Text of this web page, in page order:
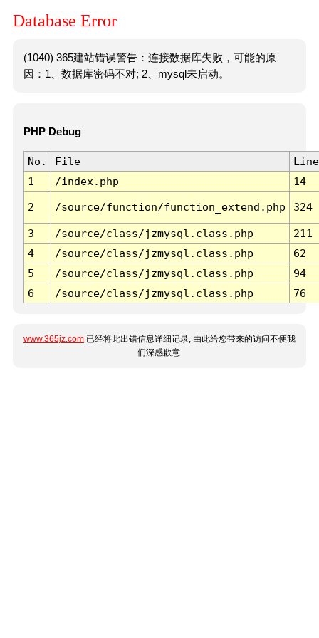
Database Error
(1040) 365建站错误警告：连接数据库失败，可能的原
因：1、数据库密码不对; 2、mysql未启动。
PHP Debug
No. File
Line
1
/index.php 14
2 /source/function/function_extend.php 324
3 /source/class/jzmysql.class.php
211
4
/source/class/jzmysql.class.php
62
5
/source/class/jzmysql.class.php
94
6
/source/class/jzmysql.class.php 76
www.365jz.com 已经将此出错信息详细记录, 由此给您带来的访问不便我
们深感歉意.